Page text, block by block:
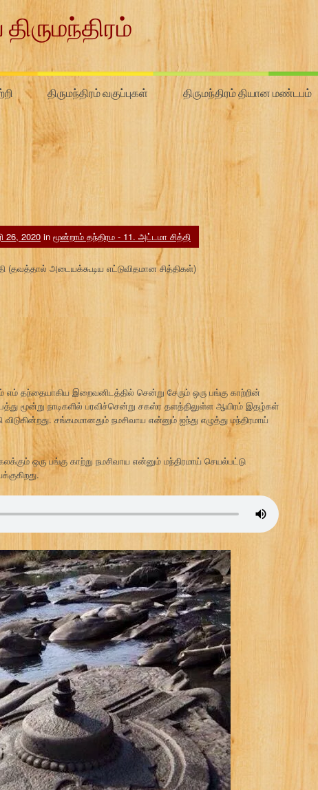
திருமந்திரம் வகுப்புகள் திருமந்திரம் தியான மண்டபம்
26, 2020 in மூன்றாம் தந்திரம - 11. அட்டமா சித்தி
(தவத்தால் அடையக்கூடிய எட்டுவிதமான சித்திகள்)
எம் தந்தையாகிய இறைவனிடத்தில் சென்று சேரும் ஒரு பங்கு காற்றின்
மூன்று நாடிகளில் பரவிச்சென்று சகஸ்ர தளத்திலுள்ள ஆயிரம் இதழ்கள்
சங்கமமானதும் நமசிவாய என்னும் ஐந்து எழுத்து மந்திரமாய்
ஒரு பங்கு காற்று நமசிவாய என்னும் மந்திரமாய் செயல்பட்டு